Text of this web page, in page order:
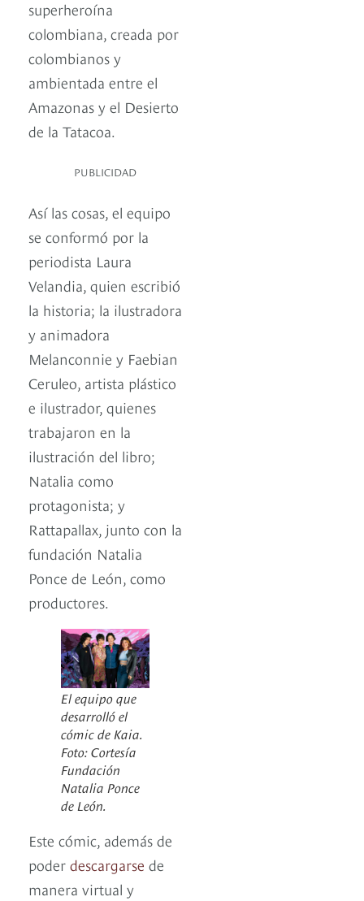
superheroína
colombiana, creada por
colombianos y
ambientada entre el
Amazonas y el Desierto
de la Tatacoa.
PUBLICIDAD
Así las cosas, el equipo
se conformó por la
periodista Laura
Velandia, quien escribió
la historia; la ilustradora
y animadora
Melanconnie y Faebian
Ceruleo, artista plástico
e ilustrador, quienes
trabajaron en la
ilustración del libro;
Natalia como
protagonista; y
Rattapallax, junto con la
fundación Natalia
Ponce de León, como
productores.
El equipo que
desarrolló el
cómic de Kaia.
Foto: Cortesía
Fundación
Natalia Ponce
de León.
Este cómic, además de
poder descargarse de
manera virtual y